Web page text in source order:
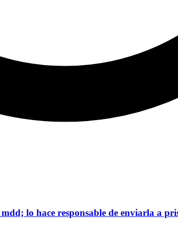
lo hace responsable de enviarla a